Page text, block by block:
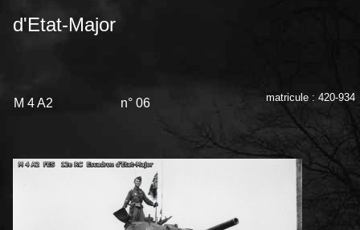
d'Etat-Major
M 4 A2 n° 06 matricule : 420-934